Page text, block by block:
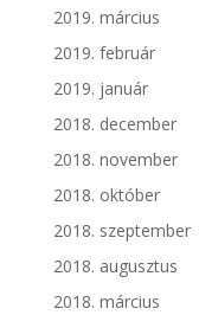
2019. március
2019. február
2019. január
2018. december
2018. november
2018. október
2018. szeptember
2018. augusztus
2018. március